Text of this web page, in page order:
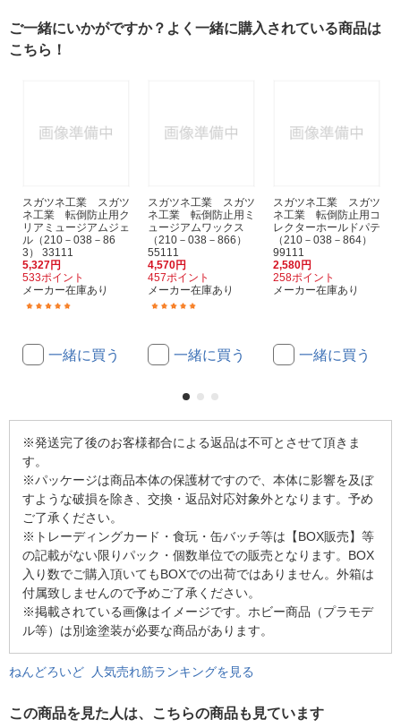
ご一緒にいかがですか？よく一緒に購入されている商品は
こちら！
スガツネ工業 スガツ
ネ工業 転倒防止用ク
リアミュージアムジェ
ル（210－038－86
3） 33111
5,327円
533ポイント
メーカー在庫あり
一緒に買う
スガツネ工業 スガツ
ネ工業 転倒防止用ミ
ュージアムワックス
（210－038－866）
55111
4,570円
457ポイント
メーカー在庫あり
一緒に買う
スガツネ工業 スガツ
ネ工業 転倒防止用コ
レクターホールドパテ
（210－038－864）
99111
2,580円
258ポイント
メーカー在庫あり
一緒に買う
※発送完了後のお客様都合による返品は不可とさせて頂きま
す。
※パッケージは商品本体の保護材ですので、本体に影響を及ぼ
すような破損を除き、交換・返品対応対象外となります。予め
ご了承ください。
※トレーディングカード・食玩・缶バッチ等は【BOX販売】等
の記載がない限りパック・個数単位での販売となります。BOX
入り数でご購入頂いてもBOXでの出荷ではありません。外箱は
付属致しませんので予めご了承ください。
※掲載されている画像はイメージです。ホビー商品（プラモデ
ル等）は別途塗装が必要な商品があります。
ねんどろいど 人気売れ筋ランキングを見る
この商品を見た人は、こちらの商品も見ています